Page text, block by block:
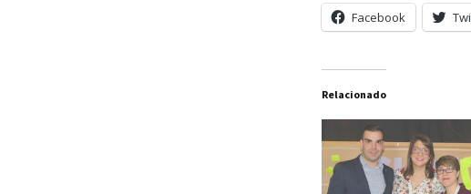
Facebook
Relacionado